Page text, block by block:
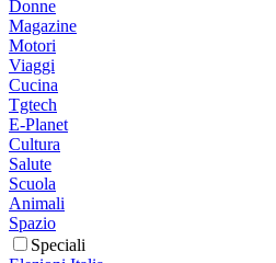
Donne
Magazine
Motori
Viaggi
Cucina
Tgtech
E-Planet
Cultura
Salute
Scuola
Animali
Spazio
Speciali